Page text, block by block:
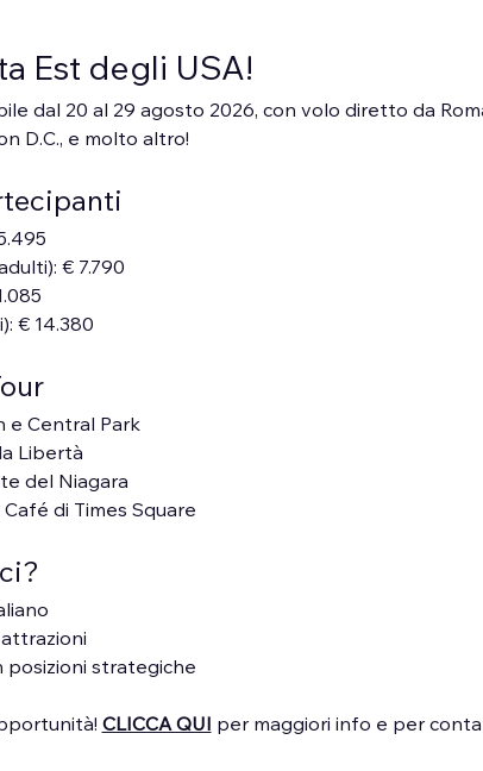
Est degli USA!
dal 20 al 29 agosto 2026, con volo diretto da
D.C., e molto altro!
€ 7.790
€ 14.380
e Central Park
Libertà
del Niagara
di Times Square
attrazioni
posizioni strategiche
CLICCA QUI per maggiori info e per